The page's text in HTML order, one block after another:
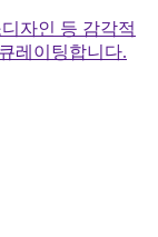
자인 등 감각적
레이팅합니다.